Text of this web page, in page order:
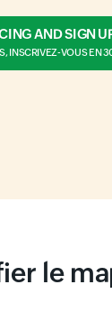
AND SIGN
INSCRIVEZ-VOUS EN
le